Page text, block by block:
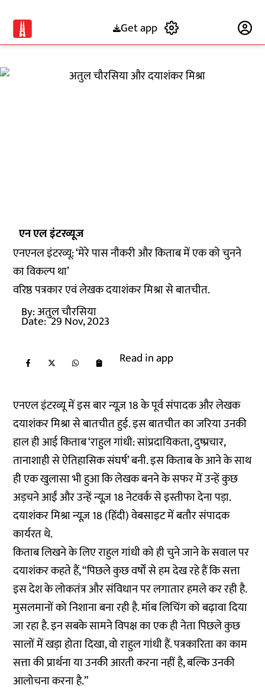
Get app
एन एल इंटरव्यूज
एनएनल इंटरव्यू: ‘मेरे पास नौकरी और किताब में एक को चुनने
का विकल्प था’
वरिष्ठ पत्रकार एवं लेखक दयाशंकर मिश्रा से बातचीत.
By:अतुल चौरसिया
Date: 29 Nov, 2023
Read in app
एनएल इंटरव्यू में इस बार न्यूज़ 18 के पूर्व संपादक और लेखक
दयाशंकर मिश्रा से बातचीत हुई. इस बातचीत का जरिया उनकी
हाल ही आई किताब ‘राहुल गांधी: सांप्रदायिकता, दुष्प्रचार,
तानाशाही से ऐतिहासिक संघर्ष’ बनी. इस किताब के आने के साथ
ही एक खुलासा भी हुआ कि लेखक बनने के सफर में उन्हें कुछ
अड़चने आईं और उन्हें न्यूज़ 18 नेटवर्क से इस्तीफा देना पड़ा.
दयाशंकर मिश्रा न्यूज़ 18 (हिंदी) वेबसाइट में बतौर संपादक
कार्यरत थे.
किताब लिखने के लिए राहुल गांधी को ही चुने जाने के सवाल पर
दयाशंकर कहते हैं, “पिछले कुछ वर्षों से हम देख रहे हैं कि सत्ता
इस देश के लोकतंत्र और संविधान पर लगातार हमले कर रही है.
मुसलमानों को निशाना बना रही है. मॉब लिचिंग को बढ़ावा दिया
जा रहा है. इन सबके सामने विपक्ष का एक ही नेता पिछले कुछ
सालों में खड़ा होता दिखा, वो राहुल गांधी हैं. पत्रकारिता का काम
सत्ता की प्रार्थना या उनकी आरती करना नहीं है, बल्कि उनकी
आलोचना करना है.”